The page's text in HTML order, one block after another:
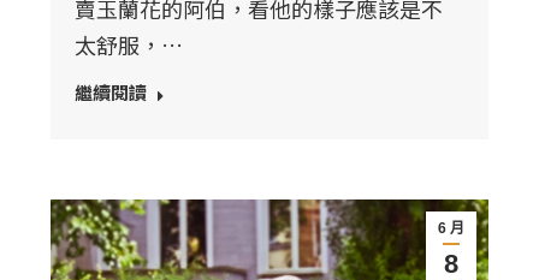
賣玉蘭花的阿伯，看他的樣子應該是不
太舒服，…
繼續閱讀
6 月
8